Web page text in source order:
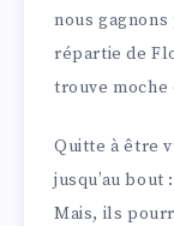
nous
répartie de
trouve moche
Quitte à être
jusqu’au bout :
Mais, ils